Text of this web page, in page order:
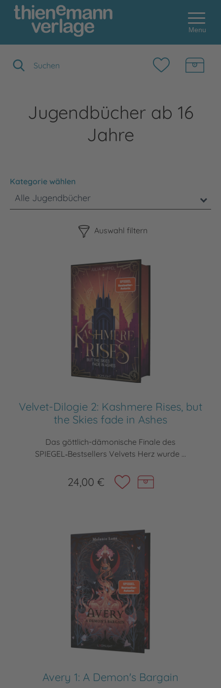
Menu
Jugendbücher ab 16
Jahre
Kategorie wählen
Alle Jugendbücher
Auswahl filtern
Velvet-Dilogie 2: Kashmere Rises, but
the Skies fade in Ashes
Das göttlich-dämonische Finale des
SPIEGEL‑Bestsellers Velvets Herz wurde ...
24,00 €
Avery 1: A Demon's Bargain